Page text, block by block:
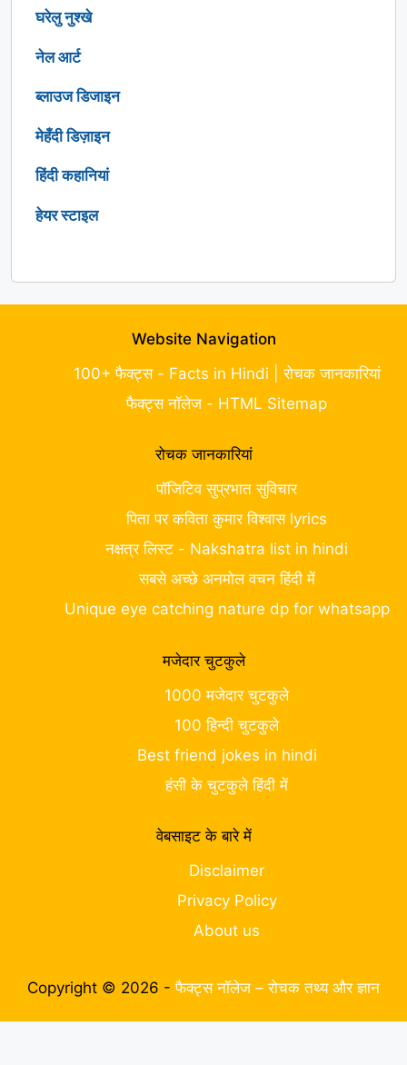
घरेलु नुश्खे
नेल आर्ट
ब्लाउज डिजाइन
मेहँदी डिज़ाइन
हिंदी कहानियां
हेयर स्टाइल
Website Navigation
100+ फैक्ट्स - Facts in Hindi | रोचक जानकारियां
फैक्ट्स नॉलेज - HTML Sitemap
रोचक जानकारियां
पॉजिटिव सुप्रभात सुविचार
पिता पर कविता कुमार विश्वास lyrics
नक्षत्र लिस्ट - Nakshatra list in hindi
सबसे अच्छे अनमोल वचन हिंदी में
Unique eye catching nature dp for whatsapp
मजेदार चुटकुले
1000 मजेदार चुटकुले
100 हिन्दी चुटकुले
Best friend jokes in hindi
हंसी के चुटकुले हिंदी में
वेबसाइट के बारे में
Disclaimer
Privacy Policy
About us
Copyright © 2026 -फैक्ट्स नॉलेज – रोचक तथ्य और ज्ञान